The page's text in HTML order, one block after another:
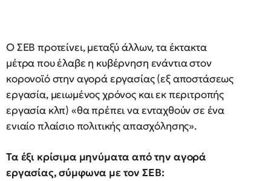
Ο ΣΕΒ προτείνει, μεταξύ άλλων, τα έκτακτα
μέτρα που έλαβε η κυβέρνηση ενάντια στον
κορονοϊό στην αγορά εργασίας (εξ αποστάσεως
εργασία, μειωμένος χρόνος και εκ περιτροπής
εργασία κλπ) «θα πρέπει να ενταχθούν σε ένα
ενιαίο πλαίσιο πολιτικής απασχόλησης».
Τα έξι κρίσιμα μηνύματα από την αγορά
εργασίας, σύμφωνα με τον ΣΕΒ: